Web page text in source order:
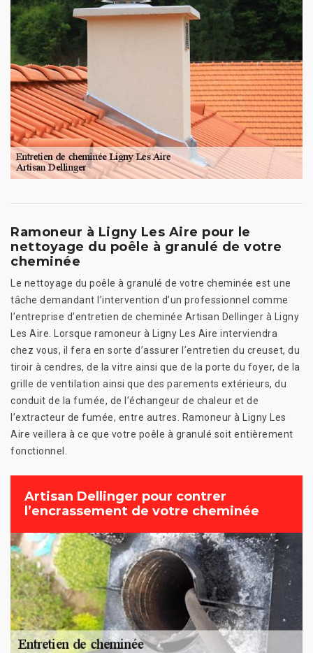
Ramoneur à Ligny Les Aire pour le
nettoyage du poêle à granulé de votre
cheminée
Le nettoyage du poêle à granulé de votre cheminée est une
tâche demandant l’intervention d’un professionnel comme
l’entreprise d’entretien de cheminée Artisan Dellinger à Ligny
Les Aire. Lorsque ramoneur à Ligny Les Aire interviendra
chez vous, il fera en sorte d’assurer l’entretien du creuset, du
tiroir à cendres, de la vitre ainsi que de la porte du foyer, de la
grille de ventilation ainsi que des parements extérieurs, du
conduit de la fumée, de l’échangeur de chaleur et de
l’extracteur de fumée, entre autres. Ramoneur à Ligny Les
Aire veillera à ce que votre poêle à granulé soit entièrement
fonctionnel.
Artisan Dellinger pour contrer
l’encrassement de votre cheminée